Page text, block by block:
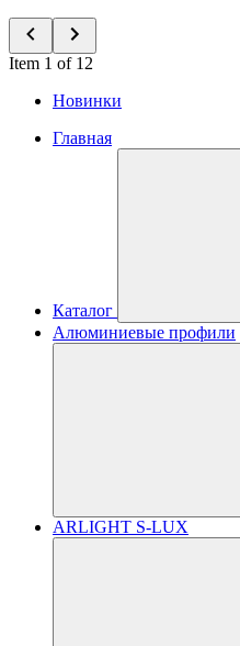
Item 1 of 12
Новинки
Главная
Каталог
Алюминиевые профили
ARLIGHT S-LUX